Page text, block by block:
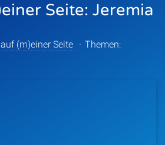
Seite: Jeremia
(m)einer Seite · Themen:
Serien